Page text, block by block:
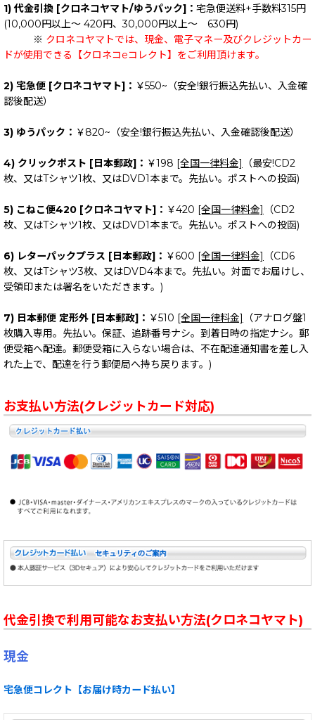
1) 代金引換 [クロネコヤマト/ゆうパック]： 宅急便送料+手数料315円
(10,000円以上～ 420円、30,000円以上～ 630円)
※ クロネコヤマトでは、現金、電子マネー及びクレジットカー
ドが使用できる【クロネコeコレクト】をご利用頂けます。
2) 宅急便 [クロネコヤマト]： ￥550~（安全!銀行振込先払い、入金確
認後配送）
3) ゆうパック： ￥820~（安全!銀行振込先払い、入金確認後配送）
4) クリックポスト [日本郵政]： ￥198 [全国一律料金]
（最安!CD2
枚、又はTシャツ1枚、又はDVD1本まで。先払い。ポストへの投函)
5) こねこ便420 [クロネコヤマト]： ￥420 [全国一律料金]
（CD2
枚、又はTシャツ1枚、又はDVD1本まで。先払い。ポストへの投函)
6) レターパックプラス [日本郵政]： ￥600 [全国一律料金]
（CD6
枚、又はTシャツ3枚、又はDVD4本まで。先払い。対面でお届けし、
受領印または署名をいただきます。)
7) 日本郵便 定形外 [日本郵政]： ￥510 [全国一律料金]
（アナログ盤1
枚購入専用。先払い。保証、追跡番号ナシ。到着日時の指定ナシ。郵
便受箱へ配達。郵便受箱に入らない場合は、不在配達通知書を差し入
れた上で、配達を行う郵便局へ持ち戻ります。)
お支払い方法(クレジットカード対応)
代金引換で利用可能なお支払い方法(クロネコヤマト)
現金
宅急便コレクト【お届け時カード払い】